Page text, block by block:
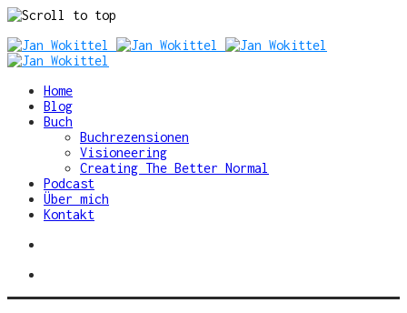
Skip
to
Home
Blog
Buch
Buchrezensionen
Visioneering
Creating The Better Normal
Podcast
Über mich
Kontakt